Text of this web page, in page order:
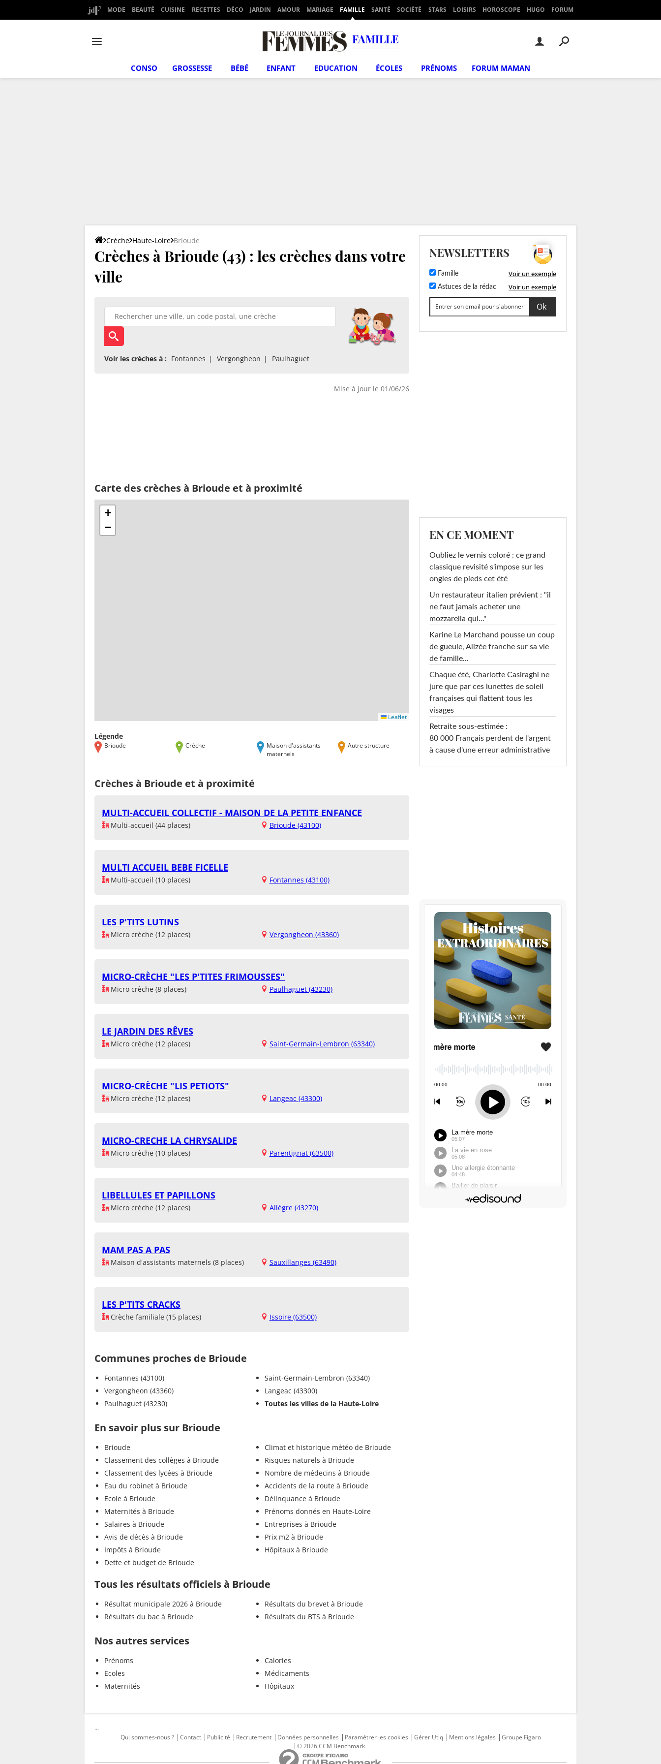
MODE BEAUTÉ CUISINE RECETTES DÉCO JARDIN AMOUR MARIAGE FAMILLE SANTÉ SOCIÉTÉ STARS LOISIRS HOROSCOPE HUGO FORUM
FAMILLE
CONSO GROSSESSE BÉBÉ ENFANT EDUCATION ÉCOLES PRÉNOMS FORUM MAMAN
Crèche Haute-Loire Brioude
Crèches à Brioude (43) : les crèches dans votre
ville
Voir les crèches à : Fontannes Vergongheon Paulhaguet
Mise à jour le 01/06/26
Carte des crèches à Brioude et à proximité
+
−
Leaflet
Légende
Brioude Crèche
Maison d'assistants
maternels
Autre structure
Crèches à Brioude et à proximité
MULTI-ACCUEIL COLLECTIF - MAISON DE LA PETITE ENFANCE
Multi-accueil (44 places) Brioude (43100)
MULTI ACCUEIL BEBE FICELLE
Multi-accueil (10 places) Fontannes (43100)
LES P'TITS LUTINS
Micro crèche (12 places) Vergongheon (43360)
MICRO-CRÈCHE "LES P'TITES FRIMOUSSES"
Micro crèche (8 places) Paulhaguet (43230)
LE JARDIN DES RÊVES
Micro crèche (12 places) Saint-Germain-Lembron (63340)
MICRO-CRÈCHE "LIS PETIOTS"
Micro crèche (12 places) Langeac (43300)
MICRO-CRECHE LA CHRYSALIDE
Micro crèche (10 places) Parentignat (63500)
LIBELLULES ET PAPILLONS
Micro crèche (12 places) Allègre (43270)
MAM PAS A PAS
Maison d'assistants maternels (8 places) Sauxillanges (63490)
LES P'TITS CRACKS
Crèche familiale (15 places) Issoire (63500)
Communes proches de Brioude
Fontannes (43100)
Vergongheon (43360)
Paulhaguet (43230)
Saint-Germain-Lembron (63340)
Langeac (43300)
Toutes les villes de la Haute-Loire
En savoir plus sur Brioude
Brioude
Classement des collèges à Brioude
Classement des lycées à Brioude
Eau du robinet à Brioude
Ecole à Brioude
Maternités à Brioude
Salaires à Brioude
Avis de décès à Brioude
Impôts à Brioude
Dette et budget de Brioude
Climat et historique météo de Brioude
Risques naturels à Brioude
Nombre de médecins à Brioude
Accidents de la route à Brioude
Délinquance à Brioude
Prénoms donnés en Haute-Loire
Entreprises à Brioude
Prix m2 à Brioude
Hôpitaux à Brioude
Tous les résultats officiels à Brioude
Résultat municipale 2026 à Brioude
Résultats du bac à Brioude
Résultats du brevet à Brioude
Résultats du BTS à Brioude
Nos autres services
Prénoms
Ecoles
Maternités
Calories
Médicaments
Hôpitaux
NEWSLETTERS
Famille Voir un exemple
Astuces de la rédac Voir un exemple
EN CE MOMENT
Oubliez le vernis coloré : ce grand
classique revisité s'impose sur les
ongles de pieds cet été
Un restaurateur italien prévient : "il
ne faut jamais acheter une
mozzarella qui..."
Karine Le Marchand pousse un coup
de gueule, Alizée franche sur sa vie
de famille...
Chaque été, Charlotte Casiraghi ne
jure que par ces lunettes de soleil
françaises qui flattent tous les
visages
Retraite sous-estimée :
80 000 Français perdent de l'argent
à cause d'une erreur administrative
...
Qui sommes-nous ?
Contact Publicité Recrutement Données personnelles Paramétrer les cookies Gérer Utiq Mentions légales
Groupe Figaro
© 2026 CCM Benchmark